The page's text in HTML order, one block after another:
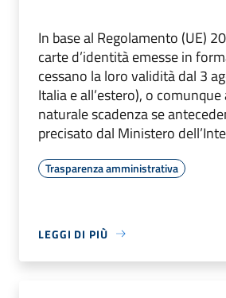
In base al Regolamento (UE)
carte d’identità emesse in
cessano la loro validità dal 3
Italia e all’estero), o
naturale scadenza se
precisato dal Ministero
Trasparenza amministrativa
LEGGI DI PIÙ